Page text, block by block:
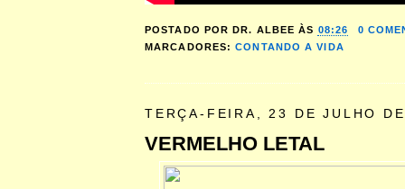
POSTADO PORDR. ALBEE ÀS 08:26
0
MARCADORES:CONTANDO A VIDA
TERÇA-FEIRA, 23 DE JULHO
VERMELHO LETAL